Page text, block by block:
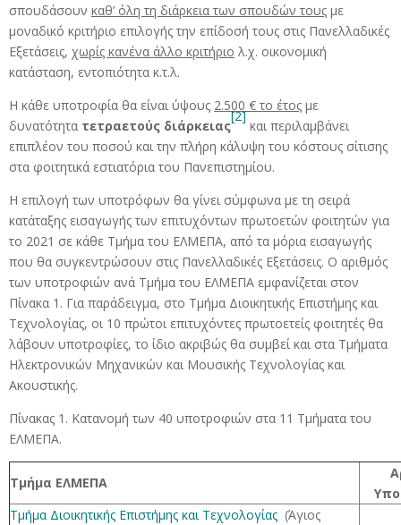
σπουδάσουν καθ’ όλη τη διάρκεια των σπουδών τους με
μοναδικό κριτήριο επιλογής την επίδοσή τους στις Πανελλαδικές
Εξετάσεις, χωρίς κανένα άλλο κριτήριο λ.χ. οικονομική
κατάσταση, εντοπιότητα κ.τ.λ.
Η κάθε υποτροφία θα είναι ύψους 2.500 € το έτος με
δυνατότητα τετραετούς διάρκειας
[2]
και περιλαμβάνει
επιπλέον του ποσού και την πλήρη κάλυψη του κόστους σίτισης
στα φοιτητικά εστιατόρια του Πανεπιστημίου.
Η επιλογή των υποτρόφων θα γίνει σύμφωνα με τη σειρά
κατάταξης εισαγωγής των επιτυχόντων πρωτοετών φοιτητών για
το 2021 σε κάθε Τμήμα του ΕΛΜΕΠΑ, από τα μόρια εισαγωγής
που θα συγκεντρώσουν στις Πανελλαδικές Εξετάσεις. Ο αριθμός
των υποτροφιών ανά Τμήμα του ΕΛΜΕΠΑ εμφανίζεται στον
Πίνακα 1. Για παράδειγμα, στο Τμήμα Διοικητικής Επιστήμης και
Τεχνολογίας, οι 10 πρώτοι επιτυχόντες πρωτοετείς φοιτητές θα
λάβουν υποτροφίες, το ίδιο ακριβώς θα συμβεί και στα Τμήματα
Ηλεκτρονικών Μηχανικών και Μουσικής Τεχνολογίας και
Ακουστικής.
Πίνακας 1. Κατανομή των 40 υποτροφιών στα 11 Τμήματα του
ΕΛΜΕΠΑ.
Τμήμα ΕΛΜΕΠΑ
Τμήμα Διοικητικής Επιστήμης και Τεχνολογίας (Άγιος